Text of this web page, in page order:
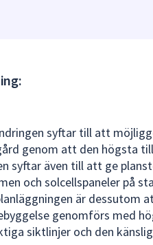
syftar till att
genom att den högsta
syftar även till att ge
och solcellspaneler på
är dessutom
genomförs med
siktlinjer och den